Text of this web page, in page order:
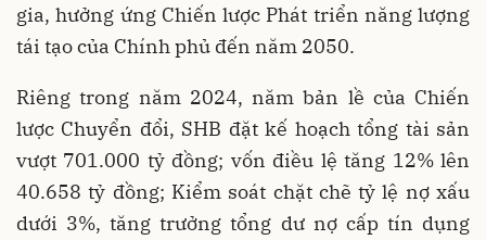
gia, hưởng ứng Chiến lược Phát triển năng lượng
tái tạo của Chính phủ đến năm 2050.
Riêng trong năm 2024, năm bản lề của Chiến
lược Chuyển đổi, SHB đặt kế hoạch tổng tài sản
vượt 701.000 tỷ đồng; vốn điều lệ tăng 12% lên
40.658 tỷ đồng; Kiểm soát chặt chẽ tỷ lệ nợ xấu
dưới 3%, tăng trưởng tổng dư nợ cấp tín dụng